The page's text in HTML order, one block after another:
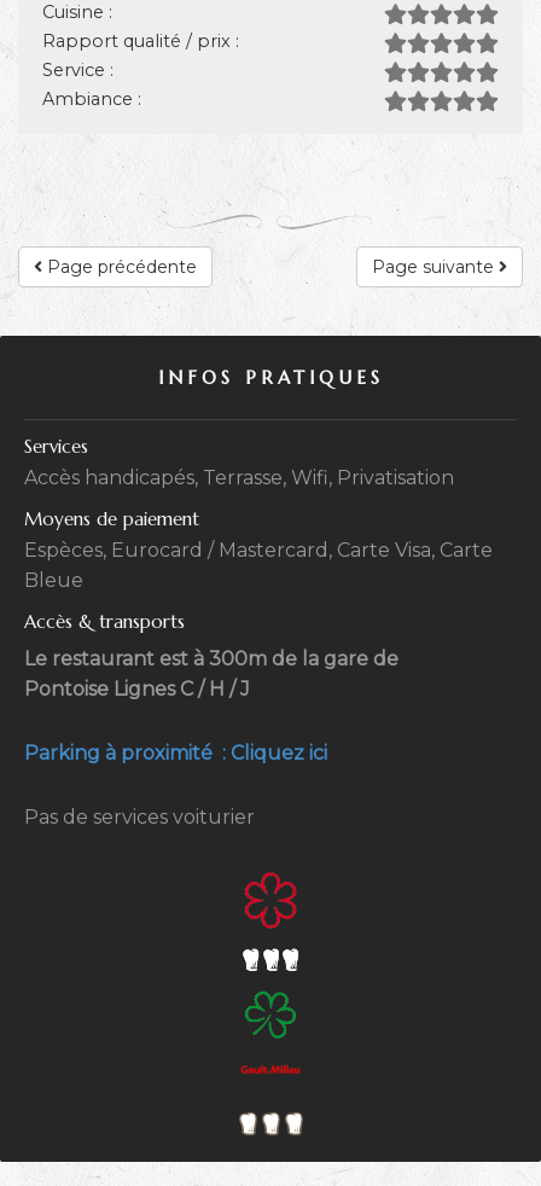
Cuisine :
Rapport qualité / prix :
Service :
Ambiance :
Page suivante
Page précédente
INFOS PRATIQUES
Services
Accès handicapés, Terrasse, Wifi, Privatisation
Moyens de paiement
Espèces, Eurocard / Mastercard, Carte Visa, Carte
Bleue
Accès & transports
Le restaurant est à 300m de la gare de
Pontoise Lignes C / H / J
Parking à proximité : Cliquez ici
Pas de services voiturier